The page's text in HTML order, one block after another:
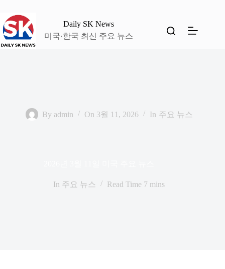
으
로
건
Daily SK News
미국·한국 최신 주요 뉴스
By admin On 3월 11, 2026 In 주요 뉴스
In 주요 뉴스 Read Time 7 mins